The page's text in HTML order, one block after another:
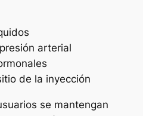
arterial
de la inyección
se mantengan